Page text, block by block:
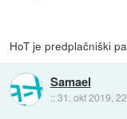
HoT je predplačniški
Samael
::31. okt 2019,